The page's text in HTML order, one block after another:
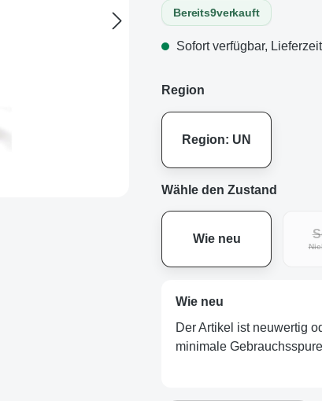
Bereits9verkauft
Sofort verfügbar,
Region
Region: UN
Wähle den Zustand
Wie neu
Wie neu
Der Artikel ist neuwertig
minimale